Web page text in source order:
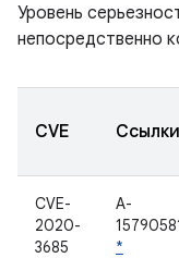
Уровень
непосредственно
CVE Ссылки
CVE-
2020-
3685
A-
*